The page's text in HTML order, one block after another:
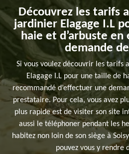
Découvrez les tarifs
jardinier Elagage I.L
haie et d’arbuste
demande
Si vous voulez découvrir les tarifs
Elagage I.L pour une taille de
recommandé d’effectuer une
prestataire. Pour cela, vous avez
plus rapide est de visiter son site
aussi le téléphoner pendant les
habitez non loin de son siège à
pouvez vous y rendre